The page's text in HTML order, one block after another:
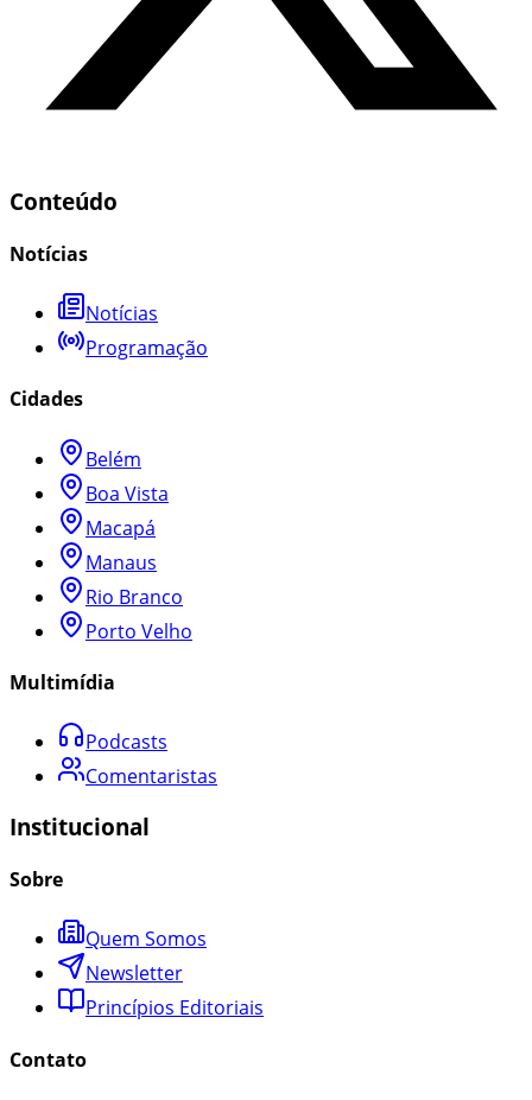
Conteúdo
Notícias
Notícias
Programação
Cidades
Belém
Boa Vista
Macapá
Manaus
Rio Branco
Porto Velho
Multimídia
Podcasts
Comentaristas
Institucional
Sobre
Quem Somos
Newsletter
Princípios Editoriais
Contato